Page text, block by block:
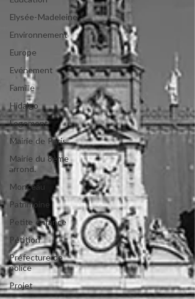
Elysée-Madeleine
Environnement
Europe
Evénement
Famille
Hidalgo
Logement
Mairie de Paris
Mairie du 8ème
arrond.
Monceau
Patrimoine
Petite enfance
Pétition
Préfecture de
police
Projet